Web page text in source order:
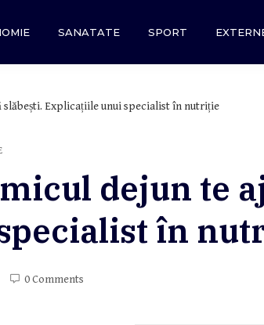
SANATATE SPORT
slăbești. Explicațiile unui specialist în nutriție
dejun te
în
0 Comments